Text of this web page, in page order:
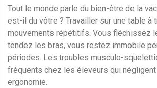
Tout le monde parle du bien-être de la
est-il du vôtre ? Travailler sur une table à
mouvements répétitifs. Vous fléchissez
tendez les bras, vous restez immobile
périodes. Les troubles musculo-
fréquents chez les éleveurs qui
ergonomie.